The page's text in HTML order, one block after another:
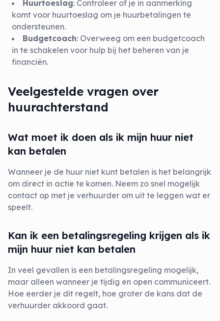
Huurtoeslag: Controleer of je in aanmerking
komt voor huurtoeslag om je huurbetalingen te
ondersteunen.
Budgetcoach: Overweeg om een budgetcoach
in te schakelen voor hulp bij het beheren van je
financiën.
Veelgestelde vragen over
huurachterstand
Wat moet ik doen als ik mijn huur niet
kan betalen
Wanneer je de huur niet kunt betalen is het belangrijk
om direct in actie te komen. Neem zo snel mogelijk
contact op met je verhuurder om uit te leggen wat er
speelt.
Kan ik een betalingsregeling krijgen als ik
mijn huur niet kan betalen
In veel gevallen is een betalingsregeling mogelijk,
maar alleen wanneer je tijdig en open communiceert.
Hoe eerder je dit regelt, hoe groter de kans dat de
verhuurder akkoord gaat.